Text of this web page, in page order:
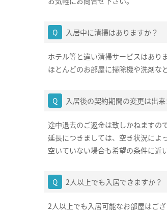
入居中に清掃はありますか？
ホテル等と違い清掃サービスはあり
ほとんどのお部屋に掃除機や洗剤な
入居後の契約期間の変更は出来
途中退去のご返金は致しかねますの
延長につきましては、空き状況によ
空いていない場合も希望の条件に近
2人以上でも入居できますか？
2人以上でも入居可能なお部屋はござ